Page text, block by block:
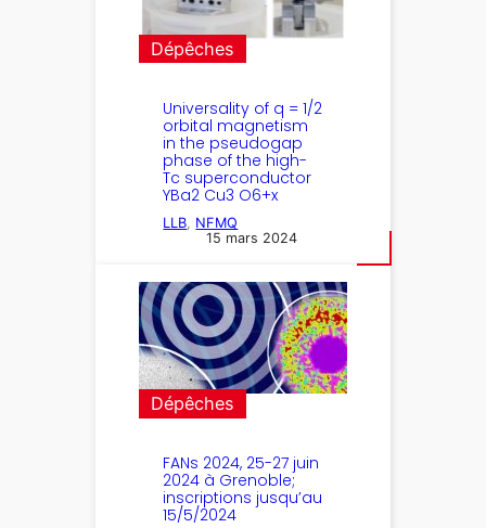
Dépêches
Universality of q = 1/2
orbital magnetism
in the pseudogap
phase of the high-
Tc superconductor
YBa2 Cu3 O6+x
LLB, NFMQ
15 mars 2024
Dépêches
FANs 2024, 25-27 juin
2024 à Grenoble;
inscriptions jusqu’au
15/5/2024